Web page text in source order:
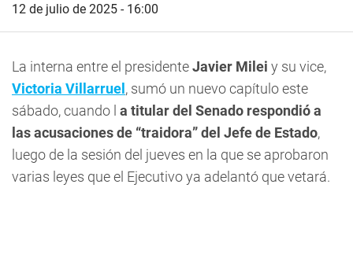
12 de julio de 2025 - 16:00
La interna entre el presidenteJavier Milei y su vice,
Victoria Villarruel, sumó un nuevo capítulo este
sábado, cuando l a titular del Senado respondió a
las acusaciones de “traidora” del Jefe de Estado,
luego de la sesión del jueves en la que se aprobaron
varias leyes que el Ejecutivo ya adelantó que vetará.